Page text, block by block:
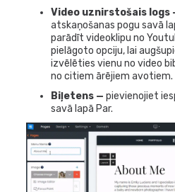
Video uznirstošais logs
atskaņošanas pogu savā
parādīt videoklipu no
pielāgoto opciju, lai
izvēlēties vienu no video
no citiem ārējiem avotiem.
Biļetens — pievienojiet
savā lapā Par.